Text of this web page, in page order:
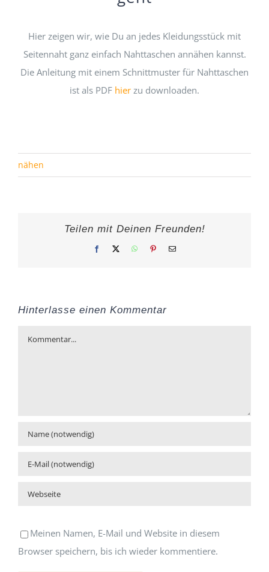
Hier zeigen wir, wie Du an jedes Kleidungsstück mit
Seitennaht ganz einfach Nahttaschen annähen kannst.
Die Anleitung mit einem Schnittmuster für Nahttaschen
ist als PDF hier zu downloaden.
nähen
Teilen mit Deinen Freunden!
Facebook WhatsAppPinterestE-
Hinterlasse einen Kommentar
Kommentar
Meinen Namen, E-Mail und Website in diesem
Browser speichern, bis ich wieder kommentiere.